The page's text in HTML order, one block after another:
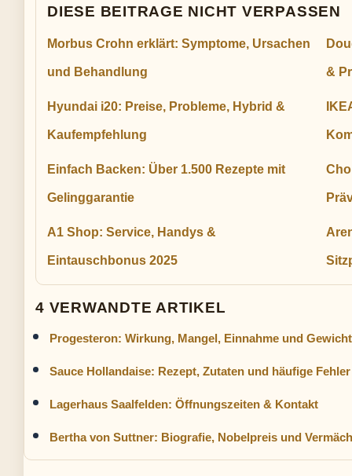
DIESE BEITRAGE NICHT VERPASSEN
Morbus Crohn erklärt: Symptome, Ursachen
und Behandlung &
Hyundai i20: Preise, Probleme, Hybrid &
Kaufempfehlung
Einfach Backen: Über 1.500 Rezepte mit
Gelinggarantie
A1 Shop: Service, Handys &
Eintauschbonus 2025
4 VERWANDTE ARTIKEL
Progesteron: Wirkung, Mangel, Einnahme und
Sauce Hollandaise: Rezept, Zutaten und häufige Fehler
Lagerhaus Saalfelden: Öffnungszeiten & Kontakt
Bertha von Suttner: Biografie, Nobelpreis und